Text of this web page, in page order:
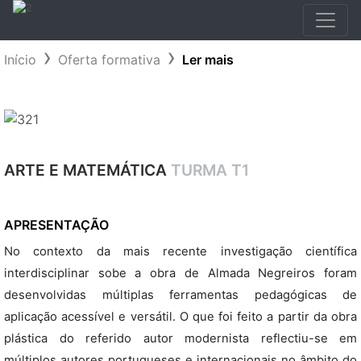
Início Oferta formativa Ler mais
ARTE E MATEMÁTICA TURMA T1
APRESENTAÇÃO
No contexto da mais recente investigação científica
interdisciplinar sobe a obra de Almada Negreiros foram
desenvolvidas múltiplas ferramentas pedagógicas de
aplicação acessível e versátil. O que foi feito a partir da obra
plástica do referido autor modernista reflectiu-se em